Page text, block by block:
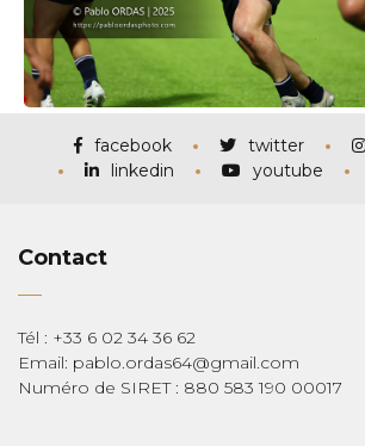
facebook twitter
linkedin
youtube
Contact
Tél : +33 6 02 34 36 62
Email: pablo.ordas64@gmail.com
Numéro de SIRET : 880 583 190 00017